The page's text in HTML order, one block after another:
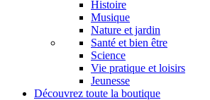
Histoire
Musique
Nature et jardin
Santé et bien être
Science
Vie pratique et loisirs
Jeunesse
Découvrez toute la boutique